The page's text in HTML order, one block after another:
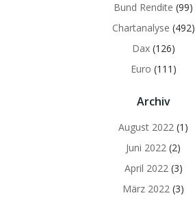
Bund Rendite (99)
Chartanalyse (492)
Dax(126)
Euro (111)
Archiv
August 2022 (1)
Juni 2022 (2)
April 2022(3)
März 2022 (3)